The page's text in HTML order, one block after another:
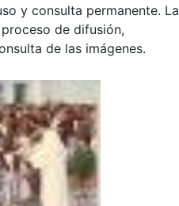
y consulta permanente. La
de difusión,
de las imágenes.